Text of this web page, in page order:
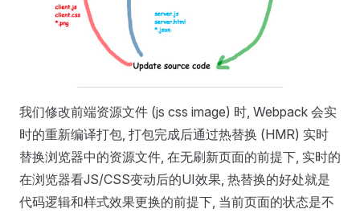
我们修改前端资源文件 (js css image) 时, Webpack 会实
时的重新编译打包, 打包完成后通过热替换 (HMR) 实时
替换浏览器中的资源文件, 在无刷新页面的前提下, 实时的
在浏览器看JS/CSS变动后的UI效果, 热替换的好处就是
代码逻辑和样式效果更换的前提下, 当前页面的状态是不